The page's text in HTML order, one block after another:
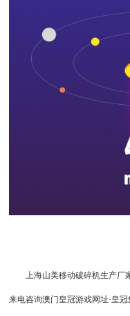
上海山美移动破碎机生产厂
来电咨询澳门皇冠游戏网址-皇